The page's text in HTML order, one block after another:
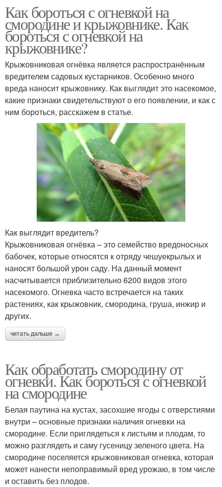
Как бороться с огневкой на
смородине и крыжовнике. Как
бороться с огневкой на
крыжовнике?
Крыжовниковая огнёвка является распространённым
вредителем садовых кустарников. Особенно много
вреда наносит крыжовнику. Как выглядит это насекомое,
какие признаки свидетельствуют о его появлении, и как с
ним бороться, расскажем в статье.
Как выглядит вредитель?
Крыжовниковая огнёвка – это семейство вредоносных
бабочек, которые относятся к отряду чешуекрылых и
наносят большой урон саду. На данный момент
насчитывается приблизительно 6200 видов этого
насекомого. Огневка часто встречается на таких
растениях, как крыжовник, смородина, груша, инжир и
других.
читать дальше →
Как обработать смородину от
огневки. Как бороться с огневкой
на смородине
Белая паутина на кустах, засохшие ягоды с отверстиями
внутри – основные признаки наличия огневки на
смородине. Если приглядеться к листьям и плодам, то
можно разглядеть и саму гусеницу зеленого цвета. На
смородине поселяется крыжовниковая огневка, которая
может нанести непоправимый вред урожаю, в том числе
и оставить без плодов.